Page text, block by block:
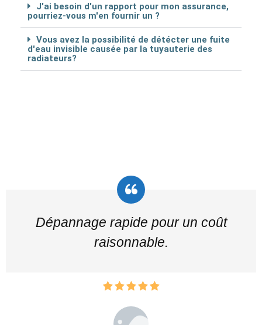
J'ai besoin d'un rapport pour mon assurance,
pourriez-vous m'en fournir un ?
Vous avez la possibilité de détécter une fuite
d'eau invisible causée par la tuyauterie des
radiateurs?
Dépannage rapide pour un coût
raisonnable.